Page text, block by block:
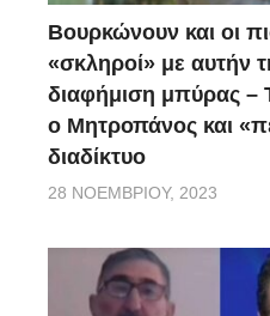
15 απομακρύνσεις
του ΠΣ και της ΕΛΑΣ.
ακόμα ένας άνδρας
συνεχίζονται οι
περιοχές που
μετακινήσεις και να
Βουρκώνουν και οι
«σκληροί» με αυτήν
διαφήμιση μπύρας –
ο Μητροπάνος και
διαδίκτυο
28 ΝΟΕΜΒΡΊΟΥ, 2023